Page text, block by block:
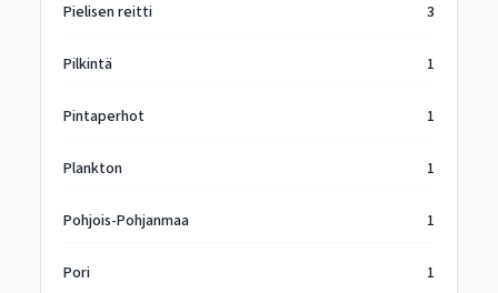
Pielisen reitti 3
Pilkintä 1
Pintaperhot 1
Plankton 1
Pohjois-Pohjanmaa 1
Pori 1